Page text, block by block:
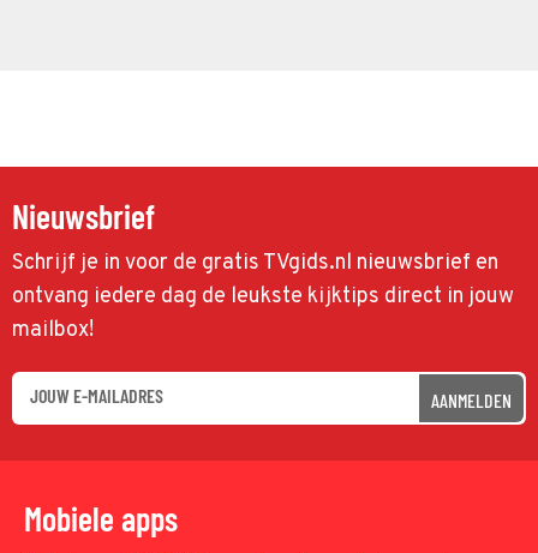
Nieuwsbrief
Schrijf je in voor de gratis TVgids.nl nieuwsbrief en
ontvang iedere dag de leukste kijktips direct in jouw
mailbox!
AANMELDEN
Mobiele apps